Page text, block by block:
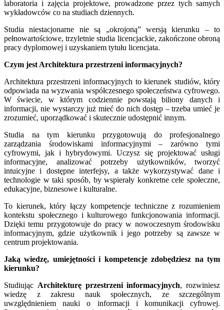
laboratoria i zajęcia projektowe, prowadzone przez tych samych
wykładowców co na studiach dziennych.
Studia niestacjonarne nie są „okrojoną” wersją kierunku – to
pełnowartościowe, trzyletnie studia licencjackie, zakończone obroną
pracy dyplomowej i uzyskaniem tytułu licencjata.
Czym jest Architektura przestrzeni informacyjnych?
Architektura przestrzeni informacyjnych to kierunek studiów, który
odpowiada na wyzwania współczesnego społeczeństwa cyfrowego.
W świecie, w którym codziennie powstają biliony danych i
informacji, nie wystarczy już mieć do nich dostęp – trzeba umieć je
zrozumieć, uporządkować i skutecznie udostępnić innym.
Studia na tym kierunku przygotowują do profesjonalnego
zarządzania środowiskami informacyjnymi – zarówno tymi
cyfrowymi, jak i hybrydowymi. Uczysz się projektować usługi
informacyjne, analizować potrzeby użytkowników, tworzyć
intuicyjne i dostępne interfejsy, a także wykorzystywać dane i
technologie w taki sposób, by wspierały konkretne cele społeczne,
edukacyjne, biznesowe i kulturalne.
To kierunek, który łączy kompetencje techniczne z rozumieniem
kontekstu społecznego i kulturowego funkcjonowania informacji.
Dzięki temu przygotowuje do pracy w nowoczesnym środowisku
informacyjnym, gdzie użytkownik i jego potrzeby są zawsze w
centrum projektowania.
Jaką wiedzę, umiejętności i kompetencje zdobędziesz na tym
kierunku?
Studiując Architekturę przestrzeni informacyjnych, rozwiniesz
wiedzę z zakresu nauk społecznych, ze szczególnym
uwzględnieniem nauki o informacji i komunikacji cyfrowej.